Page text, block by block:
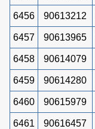
6456 90613212
6457 90613965
6458 90614079
6459 90614280
6460 90615979
6461 90616457